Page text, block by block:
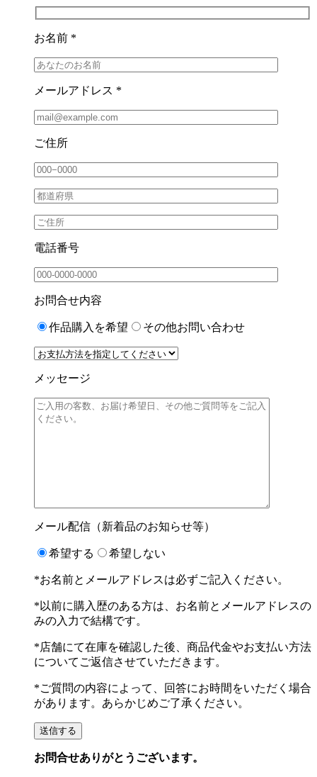
お名前 *
メールアドレス *
ご住所
電話番号
お問合せ内容
作品購入を希望 その他お問い合わせ
メッセージ
メール配信（新着品のお知らせ等）
希望する 希望しない
*お名前とメールアドレスは必ずご記入ください。
*以前に購入歴のある方は、お名前とメールアドレスの
みの入力で結構です。
*店舗にて在庫を確認した後、商品代金やお支払い方法
についてご返信させていただきます。
*ご質問の内容によって、回答にお時間をいただく場合
があります。あらかじめご了承ください。
お問合せありがとうございます。